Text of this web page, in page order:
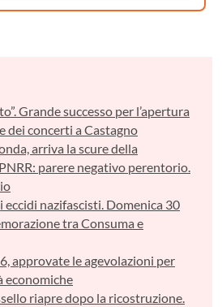
Grande successo per l’apertura
dei concerti a Castagno
arriva la scure della
parere negativo perentorio.
eccidi nazifascisti. Domenica 30
tra Consuma e
approvate le agevolazioni per
economiche
riapre dopo la ricostruzione.